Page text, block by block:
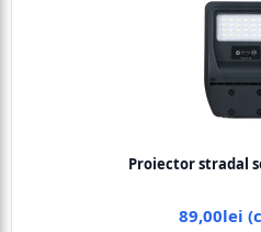
Proiector stradal
89,00lei